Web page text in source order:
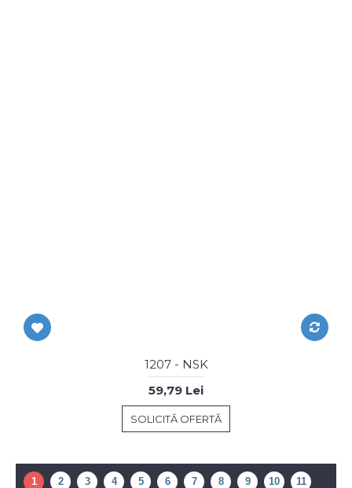
1207 - NSK
59,79 Lei
SOLICITĂ OFERTĂ
1 2 3 4 5 6 7 8 9 10 11